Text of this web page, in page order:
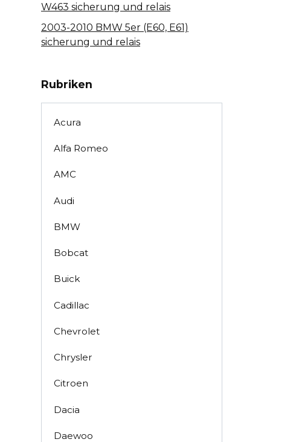
W463 sicherung und relais
2003-2010 BMW 5er (E60, E61)
sicherung und relais
Rubriken
Acura
Alfa Romeo
AMC
Audi
BMW
Bobcat
Buick
Cadillac
Chevrolet
Chrysler
Citroen
Dacia
Daewoo